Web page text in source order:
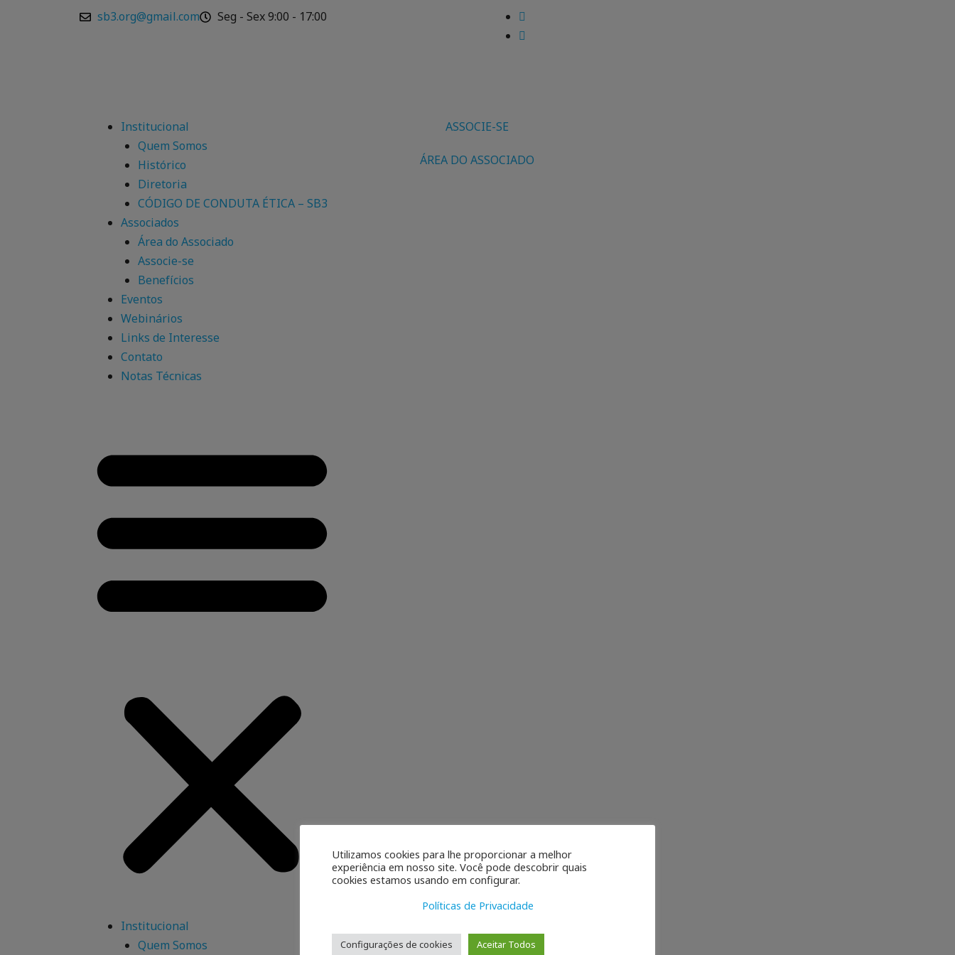
sb3.org@gmail.com Seg - Sex 9:00 - 17:00
Institucional
Quem Somos
Histórico
Diretoria
CÓDIGO DE CONDUTA ÉTICA – SB3
Associados
Área do Associado
Associe-se
Benefícios
Eventos
Webinários
Links de Interesse
Contato
Notas Técnicas
Institucional
Quem Somos
ASSOCIE-SE
ÁREA DO ASSOCIADO
Utilizamos cookies para lhe proporcionar a melhor
experiência em nosso site. Você pode descobrir quais
cookies estamos usando em configurar.
Políticas de Privacidade
Configurações de cookies Aceitar Todos